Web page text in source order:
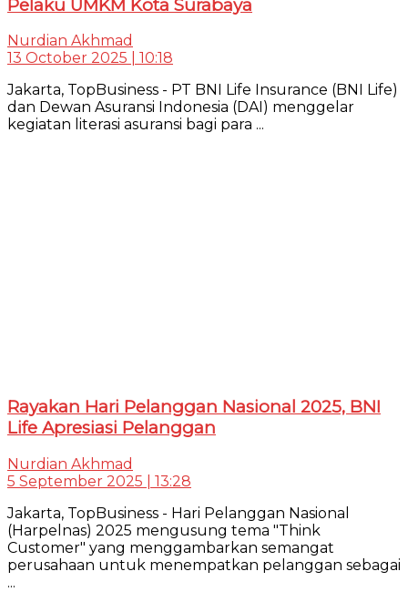
Pelaku UMKM Kota Surabaya
Nurdian Akhmad
13 October 2025 | 10:18
Jakarta, TopBusiness - PT BNI Life Insurance (BNI Life)
dan Dewan Asuransi Indonesia (DAI) menggelar
kegiatan literasi asuransi bagi para ...
Rayakan Hari Pelanggan Nasional 2025, BNI
Life Apresiasi Pelanggan
Nurdian Akhmad
5 September 2025 | 13:28
Jakarta, TopBusiness - Hari Pelanggan Nasional
(Harpelnas) 2025 mengusung tema "Think
Customer" yang menggambarkan semangat
perusahaan untuk menempatkan pelanggan sebagai
...